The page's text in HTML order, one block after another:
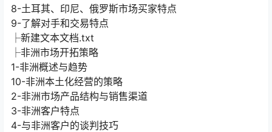
9-了解对手和交易特点
├新建文本文档.txt
├非洲市场开拓策略
1-非洲概述与趋势
10-非洲本土化经营的策略
2-非洲市场产品结构与销售渠道
3-非洲客户特点
4-与非洲客户的谈判技巧
5-非洲清关需要注意的问题